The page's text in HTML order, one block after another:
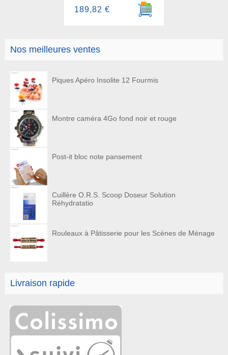
Nos meilleures ventes
Piques Apéro Insolite 12 Fourmis
Montre caméra 4Go fond noir et rouge
Post-it bloc note pansement
Cuillère O.R.S. Scoop Doseur Solution
Réhydratatio
Rouleaux à Pâtisserie pour les Scènes de Ménage
Livraison rapide
Ajouter au panier
189,82 €